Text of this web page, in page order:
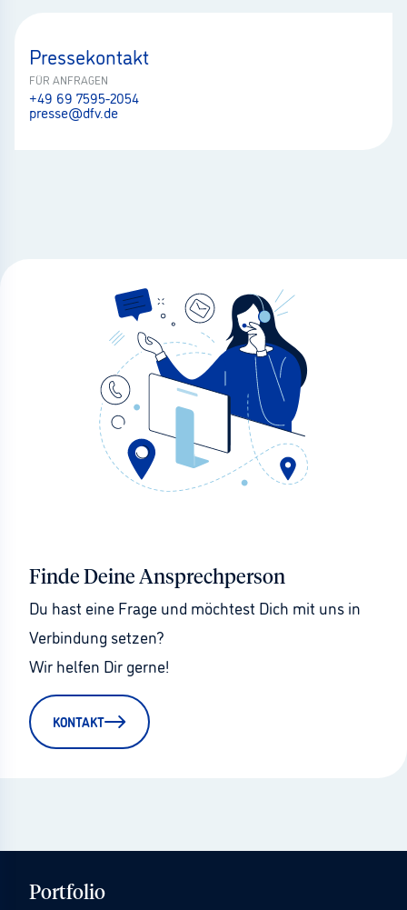
Pressekontakt
FÜR ANFRAGEN
+49 69 7595-2054
presse@dfv.de
Finde Deine Ansprechperson
Du hast eine Frage und möchtest Dich mit uns in
Verbindung setzen?
Wir helfen Dir gerne!
KONTAKT
Portfolio